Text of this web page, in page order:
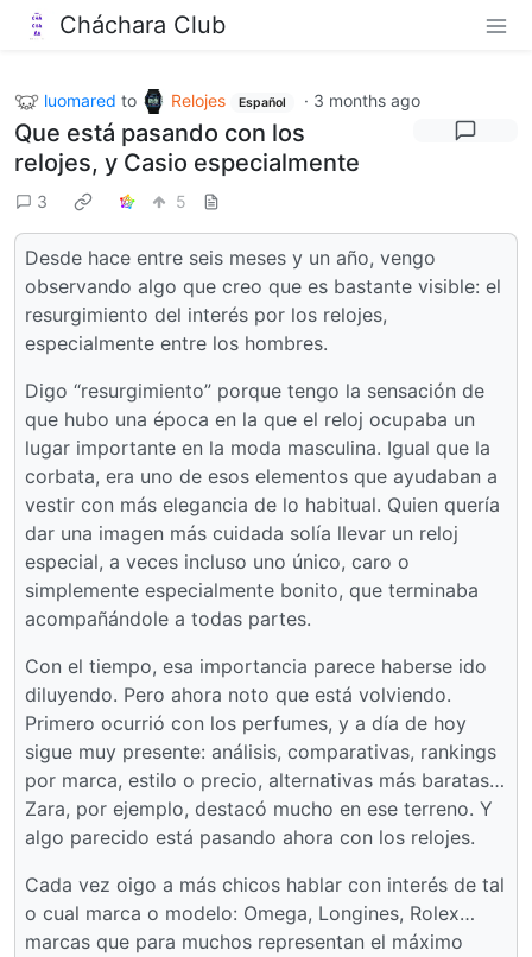
Cháchara Club
luomared to Relojes Español · 3 months ago
Que está pasando con los
relojes, y Casio especialmente
3 5
Desde hace entre seis meses y un año, vengo
observando algo que creo que es bastante visible: el
resurgimiento del interés por los relojes,
especialmente entre los hombres.
Digo “resurgimiento” porque tengo la sensación de
que hubo una época en la que el reloj ocupaba un
lugar importante en la moda masculina. Igual que la
corbata, era uno de esos elementos que ayudaban a
vestir con más elegancia de lo habitual. Quien quería
dar una imagen más cuidada solía llevar un reloj
especial, a veces incluso uno único, caro o
simplemente especialmente bonito, que terminaba
acompañándole a todas partes.
Con el tiempo, esa importancia parece haberse ido
diluyendo. Pero ahora noto que está volviendo.
Primero ocurrió con los perfumes, y a día de hoy
sigue muy presente: análisis, comparativas, rankings
por marca, estilo o precio, alternativas más baratas…
Zara, por ejemplo, destacó mucho en ese terreno. Y
algo parecido está pasando ahora con los relojes.
Cada vez oigo a más chicos hablar con interés de tal
o cual marca o modelo: Omega, Longines, Rolex…
marcas que para muchos representan el máximo